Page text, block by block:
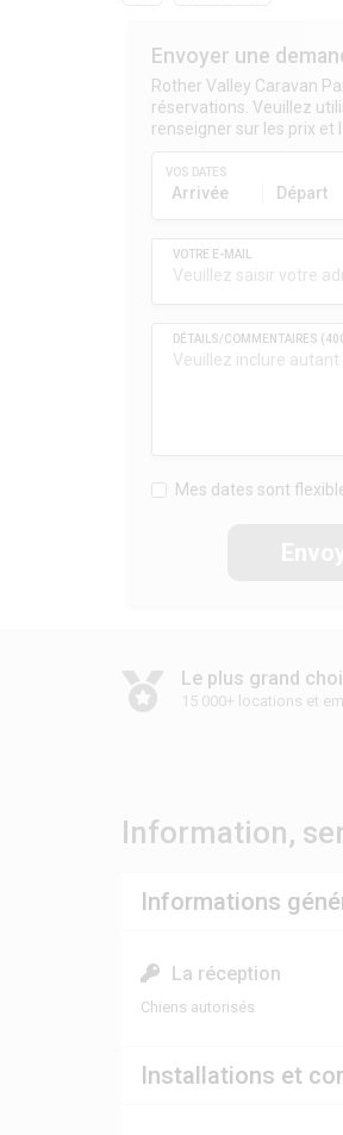
Envoyer une
Rother Valley Caravan
réservations. Veuillez
renseigner sur les prix et
VOS DATES
Arrivée Départ
Mes dates sont
Le plus grand
15 000+ locations et
Information,
Informations
La réception
Chiens autorisés
Installations et